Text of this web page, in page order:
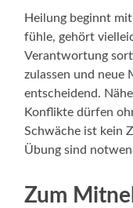
Heilung beginnt
fühle, gehört
Verantwortung
zulassen und neue
entscheidend.
Konflikte dürfen
Schwäche ist kein
Übung sind
Zum